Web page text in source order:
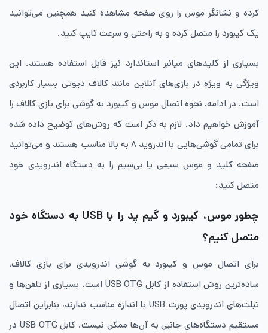
کرده و نشانگر موس را روی صفحه مشاهده کنید همچنین می‌توانید
یک کیبورد را متصل کرده و به راحتی و سرعت تایپ کنید.
بسیاری از کلیدهای میانبر استاندارد نیز قابل استفاده هستند. این
ویژگی به ویژه در بازی‌های آنلاین مانند کالاف دیوتی بسیار کاربردی
است. در ادامه، نحوه اتصال موس و کیبورد به گوشی برای بازی کالاف را
آموزش خواهیم داد. لازم به ذکر است که روش‌های توضیح داده شده
برای تمامی گوشی‌هایی با اندروید ۸ به بالا مناسب هستند و می‌توانید
صفحه کلید و موس سیمی یا بی‌سیم را به دستگاه اندرویدی خود
متصل کنید:
چطور موس، کیبورد و گیم پد را با USB به دستگاه خود
متصل کنیم؟
برای اتصال موس و کیبورد به گوشی اندرویدی برای بازی کالاف،
ساده‌ترین روش استفاده از کابل USB OTG است. بسیاری از تلفن‌ها و
تبلت‌های اندرویدی پورت USB با اندازه مناسب ندارند، بنابراین اتصال
مستقیم دستگاه‌های جانبی به آن‌ها ممکن نیست. کابل USB OTG در